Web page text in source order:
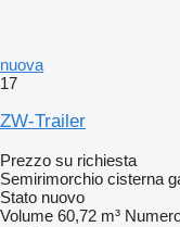
nuova
17
ZW-Trailer
Prezzo su richiesta
Semirimorchio cisterna
Stato nuovo
Volume 60,72 m³